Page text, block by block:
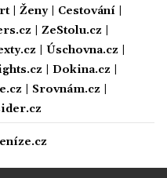
| Ženy| Cestování|
ZeStolu.cz
Úschovna.cz
Dokina.cz
Srovnám.cz